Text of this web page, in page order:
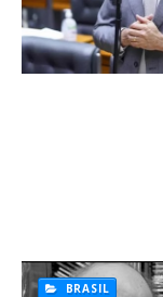
BRASIL